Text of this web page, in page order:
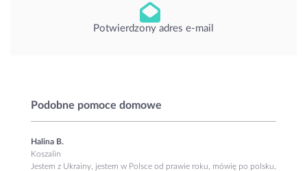
Potwierdzony adres e-mail
Podobne pomoce domowe
Halina B.
Koszalin
Jestem z Ukrainy, jestem w Polsce od prawie roku, mówię po polsku,